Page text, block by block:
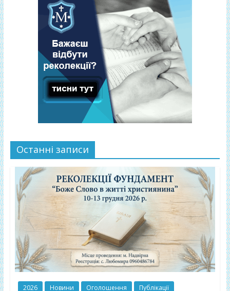
Останні записи
2026 Новини Оголошення Публікації